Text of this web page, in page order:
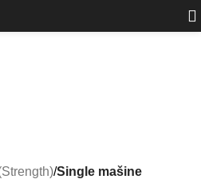
Single mašine